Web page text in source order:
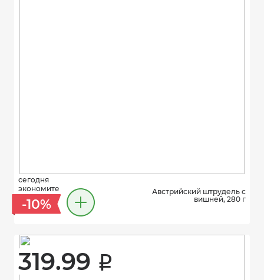
сегодня
экономите
-10%
Австрийский штрудель с
вишней, 280 г
319.99 i